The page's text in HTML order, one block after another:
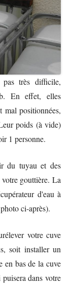
très difficile,
En effet, elles
mal positionnées,
poids (à vide)
1 personne.
du tuyau et des
gouttière. La
d'eau à
ci-après).
votre cuve
soit installer un
en bas de la cuve
dans votre